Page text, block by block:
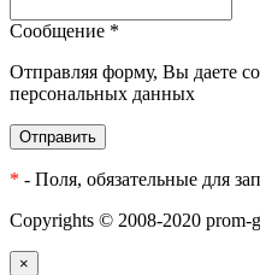
Сообщение *
Отправляя форму, Вы даете
персональных данных
Отправить
* - Поля, обязательные для
Copyrights © 2008-2020
×